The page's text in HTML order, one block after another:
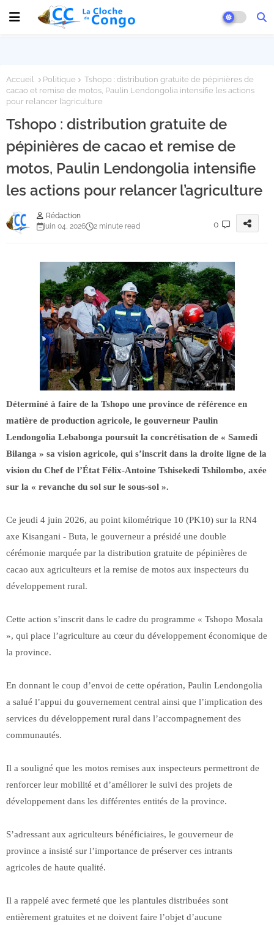
Accueil Politique
Tshopo : distribution gratuite de pépinières de
cacao et remise de motos, Paulin Lendongolia intensifie les actions
pour relancer l’agriculture
Tshopo : distribution gratuite de
pépinières de cacao et remise de
motos, Paulin Lendongolia intensifie
les actions pour relancer l’agriculture
Rédaction
juin 04, 2026
2 minute read 0
Déterminé à faire de la Tshopo une province de référence en
matière de production agricole, le gouverneur Paulin
Lendongolia Lebabonga poursuit la concrétisation de « Samedi
Bilanga » sa vision agricole, qui s’inscrit dans la droite ligne de la
vision du Chef de l’État Félix-Antoine Tshisekedi Tshilombo, axée
sur la « revanche du sol sur le sous-sol ».
Ce jeudi 4 juin 2026, au point kilométrique 10 (PK10) sur la RN4
axe Kisangani - Buta, le gouverneur a présidé une double
cérémonie marquée par la distribution gratuite de pépinières de
cacao aux agriculteurs et la remise de motos aux inspecteurs du
développement rural.
Cette action s’inscrit dans le cadre du programme « Tshopo Mosala
», qui place l’agriculture au cœur du développement économique de
la province.
En donnant le coup d’envoi de cette opération, Paulin Lendongolia
a salué l’appui du gouvernement central ainsi que l’implication des
services du développement rural dans l’accompagnement des
communautés.
Il a souligné que les motos remises aux inspecteurs permettront de
renforcer leur mobilité et d’améliorer le suivi des projets de
développement dans les différentes entités de la province.
S’adressant aux agriculteurs bénéficiaires, le gouverneur de
province a insisté sur l’importance de préserver ces intrants
agricoles de haute qualité.
Il a rappelé avec fermeté que les plantules distribuées sont
entièrement gratuites et ne doivent faire l’objet d’aucune